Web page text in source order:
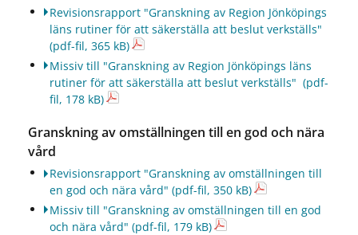
Revisionsrapport "Granskning av Region Jönköpings
läns rutiner för att säkerställa att beslut verkställs"
(pdf-fil, 365 kB)
Missiv till "Granskning av Region Jönköpings läns
rutiner för att säkerställa att beslut verkställs" (pdf-
fil, 178 kB)
Granskning av omställningen till en god och nära
vård
Revisionsrapport "Granskning av omställningen till
en god och nära vård" (pdf-fil, 350 kB)
Missiv till "Granskning av omställningen till en god
och nära vård" (pdf-fil, 179 kB)